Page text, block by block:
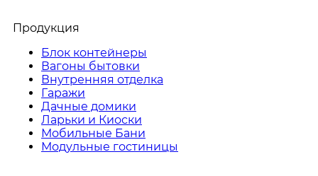
Продукция
Блок контейнеры
Вагоны бытовки
Внутренняя отделка
Гаражи
Дачные домики
Ларьки и Киоски
Мобильные Бани
Модульные гостиницы